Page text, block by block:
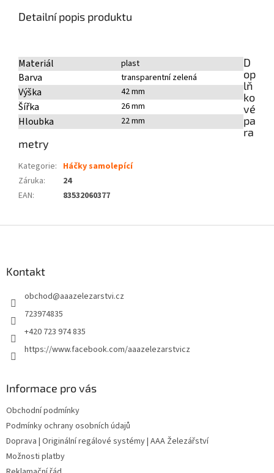
Detailní popis produktu
Materiál plast
Barva transparentní zelená
Výška 42 mm
Šířka 26 mm
Hloubka 22 mm
D
op
lň
ko
vé
pa
ra
metry
Kategorie: Háčky samolepící
Záruka:
24
EAN: 83532060377
Kontakt
obchod@aaazelezarstvi.cz
723974835
+420 723 974 835
https://www.facebook.com/aaazelezarstvicz
Informace pro vás
Obchodní podmínky
Podmínky ochrany osobních údajů
Doprava | Originální regálové systémy | AAA Železářství
Možnosti platby